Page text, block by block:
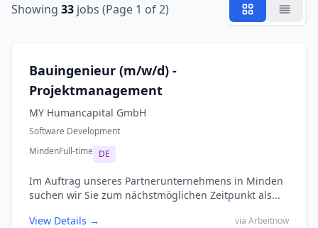
Showing 33 jobs (Page 1 of 2)
Bauingenieur (m/w/d) -
Projektmanagement
MY Humancapital GmbH
Software Development
MindenFull-time DE
Im Auftrag unseres Partnerunternehmens in Minden
suchen wir Sie zum nächstmöglichen Zeitpunkt als...
View Details →
via Arbeitnow